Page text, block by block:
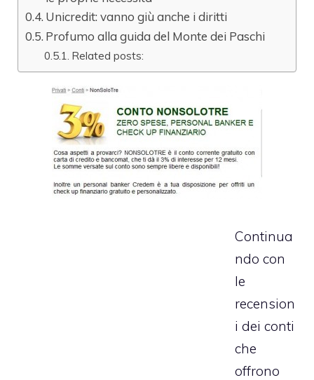
Unicredit: vanno giù anche i diritti
Profumo alla guida del Monte dei Paschi
Related posts:
Continua
ndo con
le
recension
i dei conti
che
offrono